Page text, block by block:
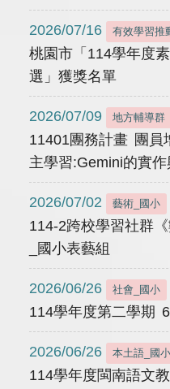
2026/07/16 有效學習推
桃園市「114學年度
選」獲獎名單
2026/07/09 地方輔導群
11401團務計畫 團員
主學習:Gemini的實作
2026/07/02 藝術_國小
114-2跨校學習社群
_國小表藝組
2026/06/26 社會_國小
114學年度第二學期
2026/06/26 本土語_國小
114學年度閩南語文